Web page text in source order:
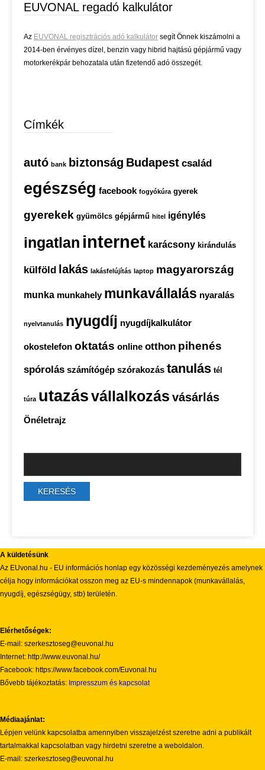
EUVONAL regadó kalkulátor
Az EUVONAL regisztrációs adó kalkulátor segít Önnek kiszámolni a
2014-ben érvényes dízel, benzin vagy hibrid hajtású gépjármű vagy
motorkerékpár behozatala után fizetendő adó összegét.
Címkék
autó bank biztonság Budapest család
egészség facebook fogyókúra gyerek
gyerekek gyümölcs gépjármű hitel igénylés
ingatlan internet karácsony kirándulás
külföld lakás lakásfelújítás laptop magyarország
munka munkahely munkavállalás nyaralás
nyelvtanulás nyugdíj nyugdíjkalkulátor
okostelefon oktatás online otthon pihenés
spórolás számítógép szórakozás tanulás tél
túra utazásvállalkozás vásárlás
Önéletrajz
A küldetésünk
Az EUvonal.hu - EU információs honlap egy közösségi kezdeményezés amelynek
célja hogy információkat osszon meg az EU-s mindennapok (munkavállalás,
nyugdíj, egészségügy, stb) területén.
Elérhetőségek:
E-mail: szerkesztoseg@euvonal.hu
Internet: http://www.euvonal.hu/
Facebook: https://www.facebook.com/Euvonal.hu
Bővebb tájékoztatás: Impresszum és kapcsolat
Médiaajánlat:
Lépjen velünk kapcsolatba amennyiben visszajelzést szeretne adni a publikált
tartalmakkal kapcsolatban vagy hirdetni szeretne a weboldalon.
E-mail: szerkesztoseg@euvonal.hu